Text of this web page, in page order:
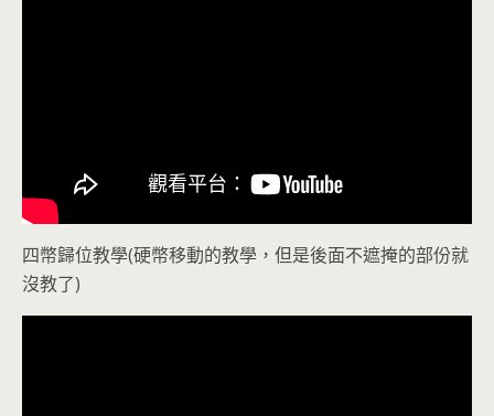
四幣歸位教學(硬幣移動的教學，但是後面不遮掩的部份就
沒教了)